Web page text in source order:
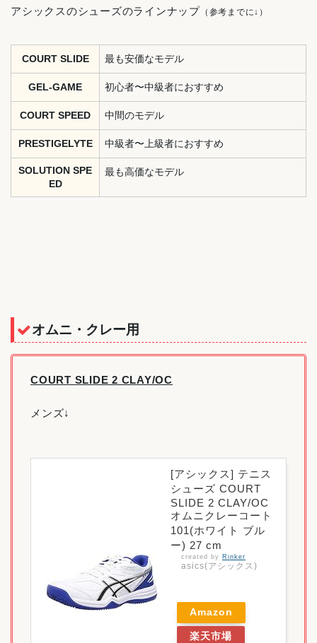
アシックスのシューズのラインナップ （参考までに↓）
COURT SLIDE 最も安価なモデル
GEL-GAME 初心者〜中級者におすすめ
COURT SPEED 中間のモデル
PRESTIGELYTE 中級者〜上級者におすすめ
SOLUTION SPE
ED
最も高価なモデル
オムニ・クレー用
COURT SLIDE 2 CLAY/OC
メンズ↓
[アシックス] テニス
シューズ COURT
SLIDE 2 CLAY/OC
オムニクレーコート
101(ホワイト ブル
ー) 27 cm
created by Rinker
asics(アシックス)
Amazon
楽天市場